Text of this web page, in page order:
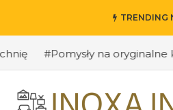
TRENDING
#Pomysły na oryginalne